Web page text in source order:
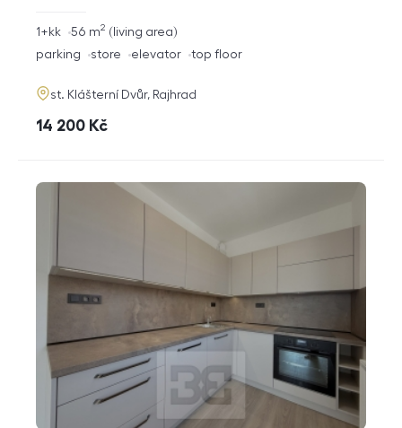
rozměry
disposition
1+kk living area
56 m2
funkce
parking store elevator top floor
adresa
st. Klášterní Dvůr, Rajhrad
cena
14 200 Kč